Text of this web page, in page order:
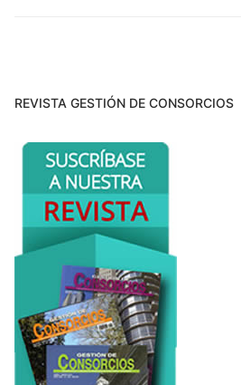
REVISTA GESTIÓN DE CONSORCIOS